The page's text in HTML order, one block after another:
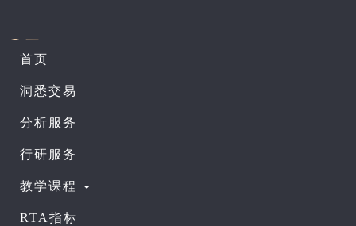
首页
洞悉交易
分析服务
行研服务
教学课程
RTA指标
课程列表
所有分类：